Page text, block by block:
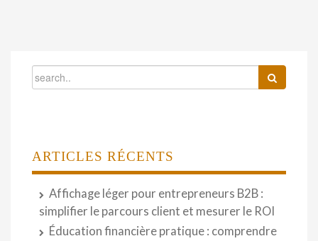
ARTICLES RÉCENTS
Affichage léger pour entrepreneurs B2B :
simplifier le parcours client et mesurer le ROI
Éducation financière pratique : comprendre